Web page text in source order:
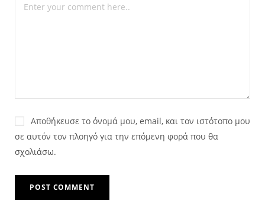
Αποθήκευσε το όνομά μου, email, και τον ιστότοπο μου
σε αυτόν τον πλοηγό για την επόμενη φορά που θα
σχολιάσω.